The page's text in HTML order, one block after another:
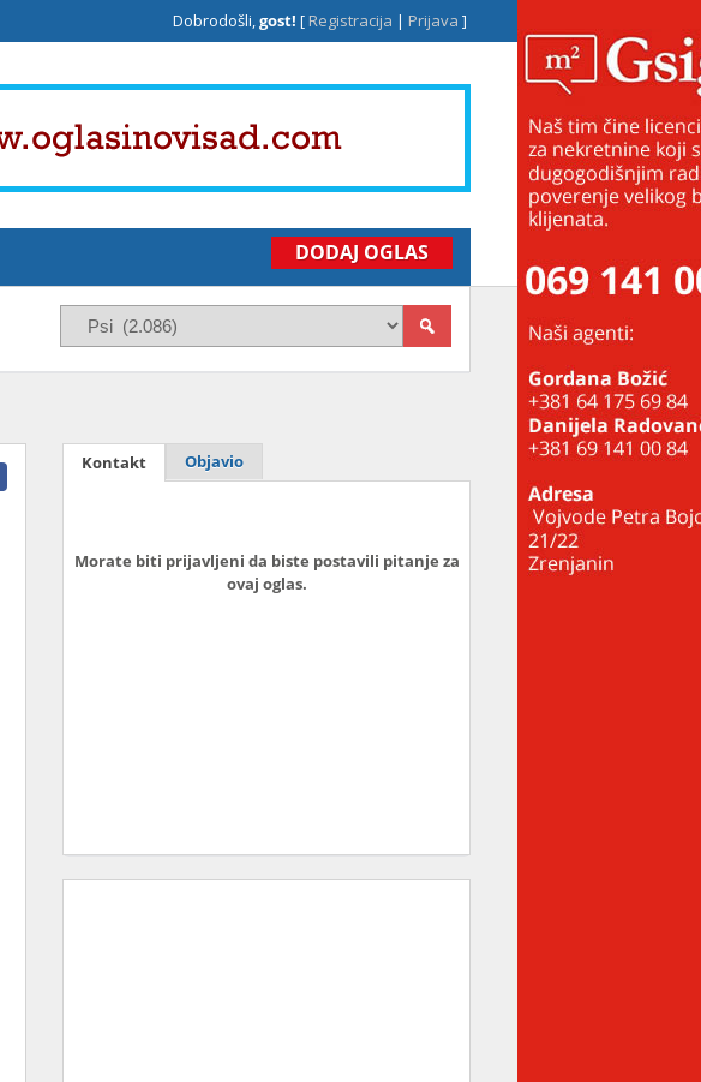
Dobrodošli,gost! [Registracija | Prijava ]
DODAJ OGLAS
Kontakt Objavio
Morate biti prijavljeni da biste postavili pitanje za
ovaj oglas.